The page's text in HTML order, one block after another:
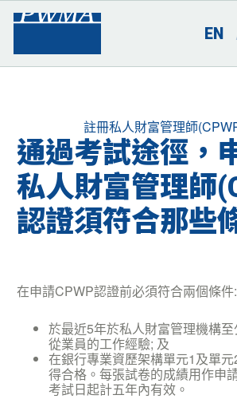
EN
註冊私人財富管理師
通過考試途徑，
私人財富管理師
認證須符合那些
在申請CPWP認證前必須符合兩個條件:
於最近5年於私人財富管理機構
從業員的工作經驗; 及
在銀行專業資歷架構單元1及單
得合格。每張試卷的成績用作申
考試日起計五年內有效。